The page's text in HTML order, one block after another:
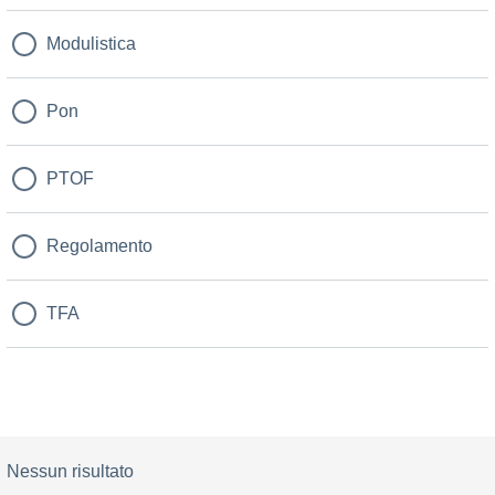
Modulistica
Pon
PTOF
Regolamento
TFA
Nessun risultato